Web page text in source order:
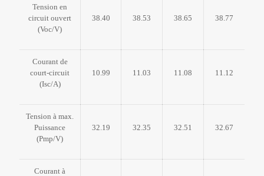
Tension en
circuit ouvert
(Voc/V)
38.40 38.53 38.65 38.77
Courant de
court-circuit
(Isc/A)
10.99 11.03 11.08 11.12
Tension à max.
Puissance
(Pmp/V)
32.19 32.35 32.51 32.67
Courant à